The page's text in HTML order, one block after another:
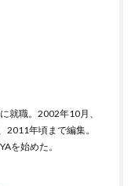
就職。2002年10月、
2011年頃まで編集。
を始めた。